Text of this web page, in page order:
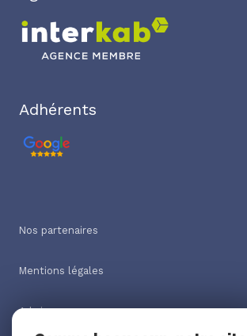
Adhérents
Nos partenaires
Mentions légales
Admin